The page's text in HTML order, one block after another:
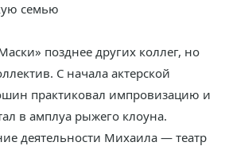
семью
позднее других коллег, но
С начала актерской
практиковал импровизацию и
в амплуа рыжего клоуна.
деятельности Михаила — театр